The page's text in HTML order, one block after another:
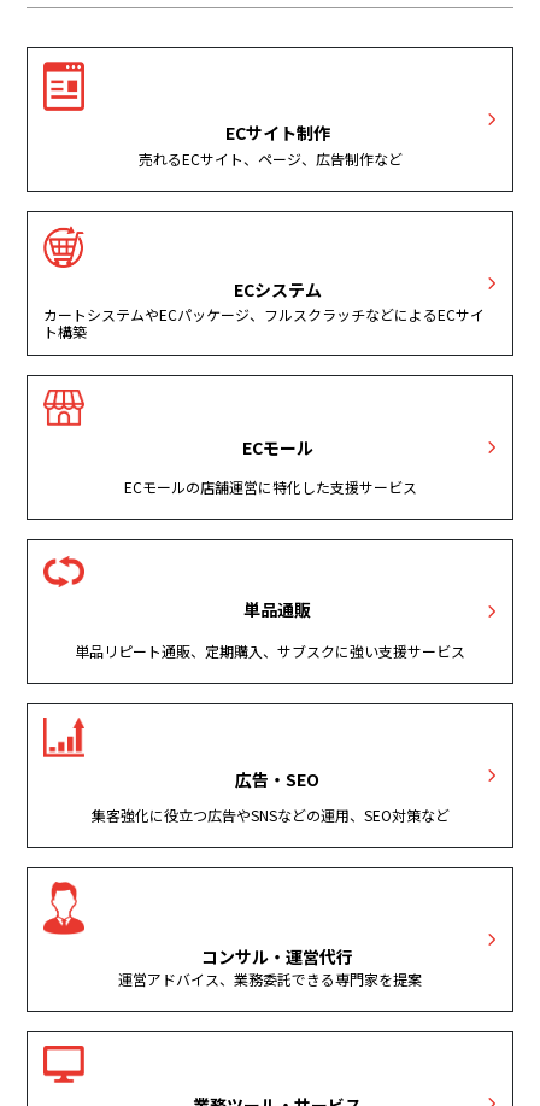
ECサイト制作
売れるECサイト、ページ、広告制作など
ECシステム
カートシステムやECパッケージ、フルスクラッチなどによるECサイ
ト構築
ECモール
ECモールの店舗運営に特化した支援サービス
単品通販
単品リピート通販、定期購入、サブスクに強い支援サービス
広告・SEO
集客強化に役立つ広告やSNSなどの運用、SEO対策など
コンサル・運営代行
運営アドバイス、業務委託できる専門家を提案